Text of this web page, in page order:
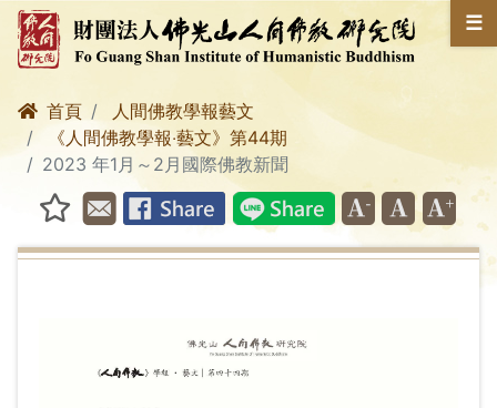
☰
首頁
人間佛教學報藝文
《人間佛教學報‧藝文》第44期
2023 年1月～2月國際佛教新聞